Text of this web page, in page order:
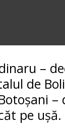
–
de
–
pe ușă.